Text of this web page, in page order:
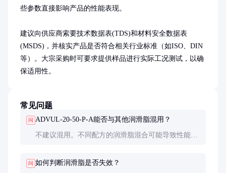
些参数直接影响产品的性能表现。
建议向供应商索要技术数据表(TDS)和材料安全数据表
(MSDS)，并核实产品是否符合相关行业标准（如ISO、DIN
等）。大宗采购时可要求提供样品进行实际工况测试，以确
保适用性。
常见问题
问 ADVUL-20-50-P-A能否与其他润滑脂混用？
不建议混用。不同配方的润滑脂混合可能导致性能下
问 如何判断润滑脂是否失效？